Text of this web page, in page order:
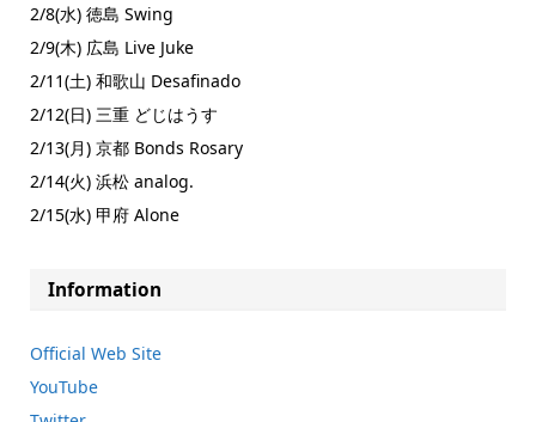
2/8(水) 徳島 Swing
2/9(木) 広島 Live Juke
2/11(土) 和歌山 Desafinado
2/12(日) 三重 どじはうす
2/13(月) 京都 Bonds Rosary
2/14(火) 浜松 analog.
2/15(水) 甲府 Alone
Information
Official Web Site
YouTube